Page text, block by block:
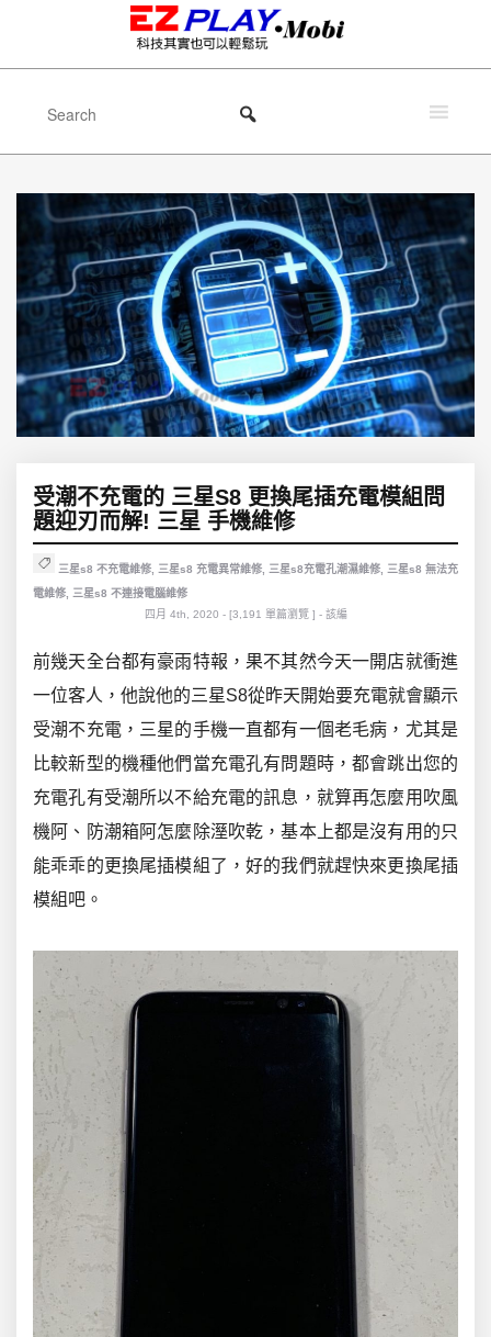
受潮不充電的 三星S8 更換尾插充電模組問
題迎刃而解! 三星 手機維修
三星s8 不充電維修 三星s8 充電異常維修 三星s8充電孔潮濕維修
三星s8 無法充
電維修
三星s8 不連接電腦維修
四月 4th, 2020 - [3,191 單篇瀏覽 ] - 該編
前幾天全台都有豪雨特報，果不其然今天一開店就衝進
一位客人，他說他的三星S8從昨天開始要充電就會顯示
受潮不充電，三星的手機一直都有一個老毛病，尤其是
比較新型的機種他們當充電孔有問題時，都會跳出您的
充電孔有受潮所以不給充電的訊息，就算再怎麼用吹風
機阿、防潮箱阿怎麼除溼吹乾，基本上都是沒有用的只
能乖乖的更換尾插模組了，好的我們就趕快來更換尾插
模組吧。